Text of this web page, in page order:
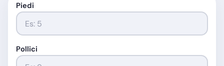
Piedi
Pollici